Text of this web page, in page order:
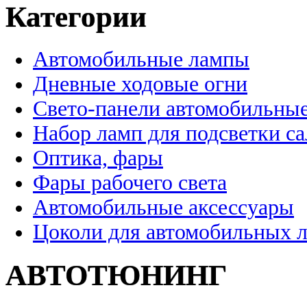
Категории
Автомобильные лампы
Дневные ходовые огни
Свето-панели
Набор ламп для подсветки
Оптика, фары
Фары рабочего света
Автомобильные аксессуары
Цоколи для автомобильных
АВТОТЮНИНГ